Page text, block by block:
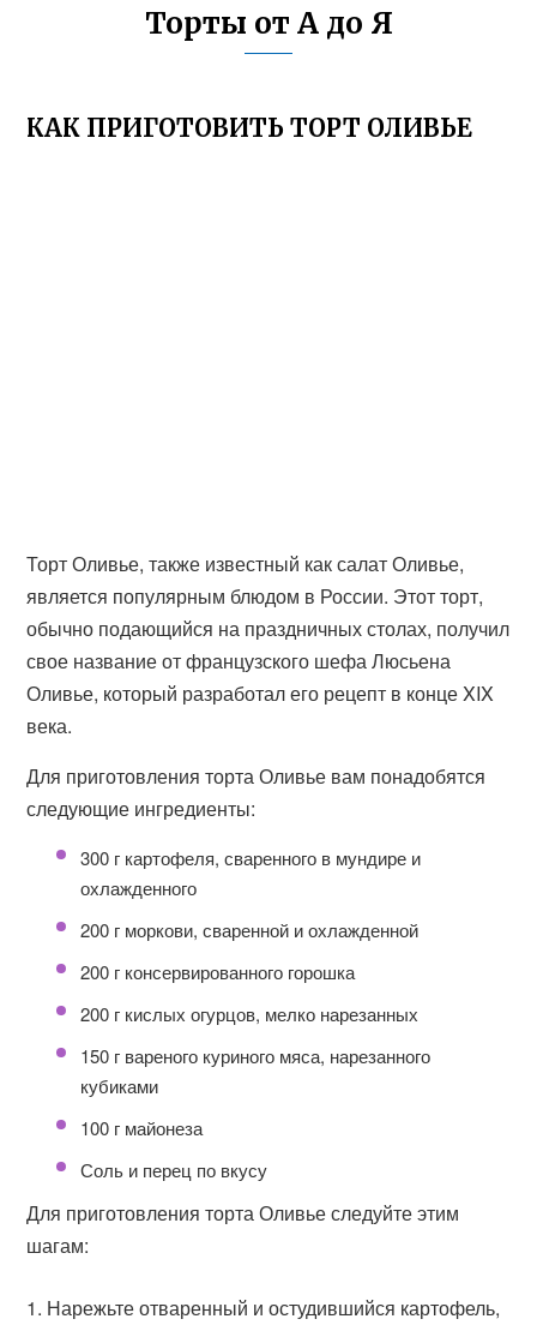
Торты от А до Я
КАК ПРИГОТОВИТЬ ТОРТ ОЛИВЬЕ
Торт Оливье, также известный как салат Оливье,
является популярным блюдом в России. Этот торт,
обычно подающийся на праздничных столах, получил
свое название от французского шефа Люсьена
Оливье, который разработал его рецепт в конце XIX
века.
Для приготовления торта Оливье вам понадобятся
следующие ингредиенты:
300 г картофеля, сваренного в мундире и
охлажденного
200 г моркови, сваренной и охлажденной
200 г консервированного горошка
200 г кислых огурцов, мелко нарезанных
150 г вареного куриного мяса, нарезанного
кубиками
100 г майонеза
Соль и перец по вкусу
Для приготовления торта Оливье следуйте этим
шагам:
Нарежьте отваренный и остудившийся картофель,